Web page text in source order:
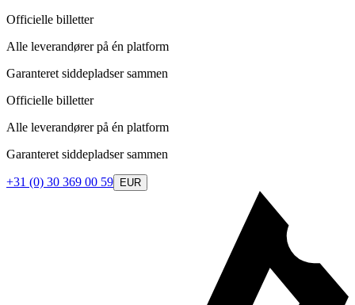
Officielle billetter
Alle leverandører på én platform
Garanteret siddepladser sammen
Officielle billetter
Alle leverandører på én platform
Garanteret siddepladser sammen
+31 (0) 30 369 00 59 EUR